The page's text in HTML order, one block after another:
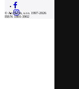
© Archiweb, s.r.o. 1997-2026
ISSN: 1801-3902